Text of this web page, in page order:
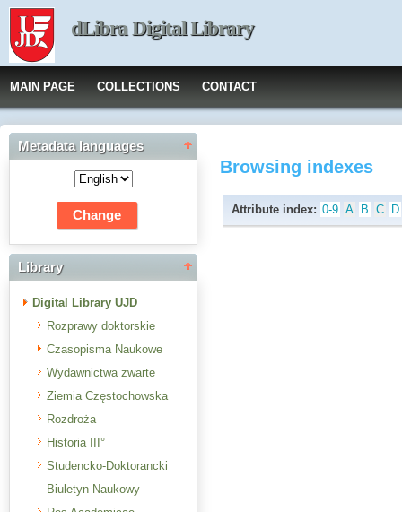
dLibra Digital Library
MAIN PAGE COLLECTIONS CONTACT
Metadata languages
Library
Digital Library UJD
Rozprawy doktorskie
Czasopisma Naukowe
Wydawnictwa zwarte
Ziemia Częstochowska
Rozdroża
Historia III°
Studencko-Doktorancki
Biuletyn Naukowy
Browsing indexes
Attribute index: 0-9 A B C D